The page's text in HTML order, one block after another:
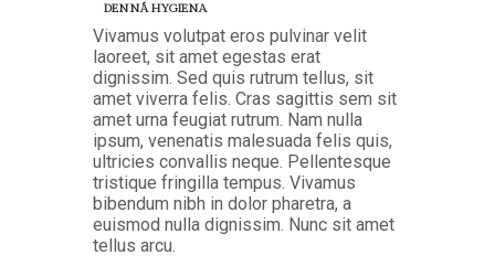
DENNÁ HYGIENA
Vivamus volutpat eros pulvinar velit
laoreet, sit amet egestas erat
dignissim. Sed quis rutrum tellus, sit
amet viverra felis. Cras sagittis sem sit
amet urna feugiat rutrum. Nam nulla
ipsum, venenatis malesuada felis quis,
ultricies convallis neque. Pellentesque
tristique fringilla tempus. Vivamus
bibendum nibh in dolor pharetra, a
euismod nulla dignissim. Nunc sit amet
tellus arcu.